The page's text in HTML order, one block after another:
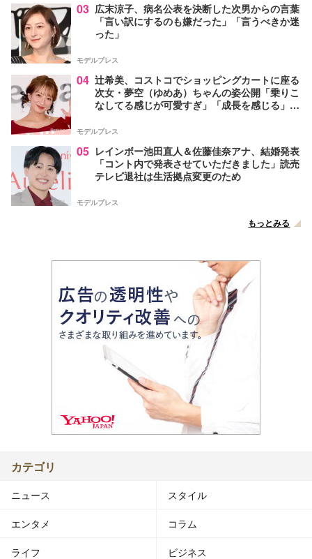
03 広末涼子、病名公表を決断した次男からの言葉
「言い訳にするのも嫌だった」「言うべきか迷
った」
モデルプレス
04 辻希美、コストコでショッピングカートに座る
次女・夢空（ゆめあ）ちゃんの姿公開「乗りこ
なしてる感じが可愛すぎ」「成長を感じる」の
モデルプレス
05 レインボー池田直人＆佐藤佳奈アナ、結婚発表
「コント内で発表させていただきました」読売
テレビ退社は生活拠点変更のため
モデルプレス
もっとみる
カテゴリ
ニュース スタイル
エンタメ コラム
ライフ ビジネス